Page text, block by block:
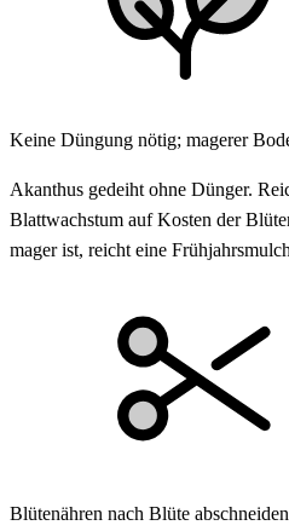
Keine Düngung nötig; magerer
Akanthus gedeiht ohne Dünger.
Blattwachstum auf Kosten der
mager ist, reicht eine
Blütenähren nach Blüte